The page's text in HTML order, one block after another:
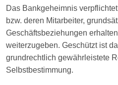
Das Bankgeheimnis
bzw. deren Mitarbeiter,
Geschäftsbeziehungen
weiterzugeben. Geschützt ist
grundrechtlich gewährleistete
Selbstbestimmung.